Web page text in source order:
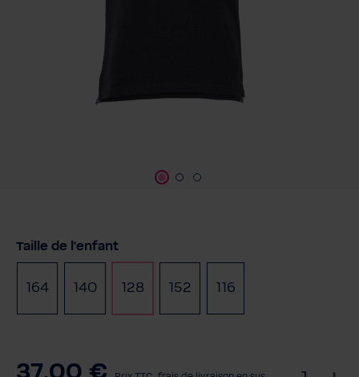
Sélectionnez
Taille de l'enfant
164 140 128 152 116